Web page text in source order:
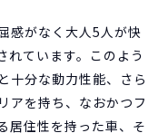
感がなく大人5人が快
れています。このよう
十分な動力性能、さら
アを持ち、なおかつフ
居住性を持った車、そ